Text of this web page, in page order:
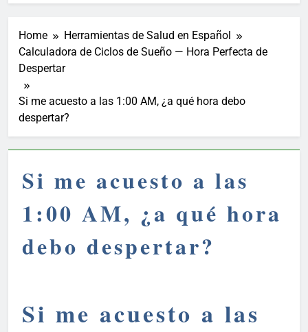
Home
Herramientas de Salud en Español
Calculadora de Ciclos de Sueño — Hora Perfecta de
Despertar
Si me acuesto a las 1:00 AM, ¿a qué hora debo
despertar?
Si me acuesto a las
1:00 AM, ¿a qué hora
debo despertar?
Si me acuesto a las